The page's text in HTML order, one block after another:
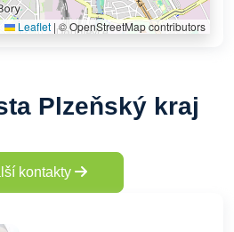
Leaflet |© OpenStreetMap contributors
Plzeňský kraj
kontakty